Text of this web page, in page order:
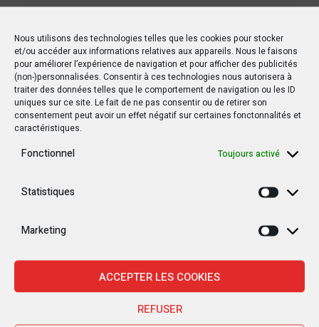
Nous utilisons des technologies telles que les cookies pour stocker
et/ou accéder aux informations relatives aux appareils. Nous le faisons
pour améliorer l’expérience de navigation et pour afficher des publicités
(non-)personnalisées. Consentir à ces technologies nous autorisera à
traiter des données telles que le comportement de navigation ou les ID
uniques sur ce site. Le fait de ne pas consentir ou de retirer son
consentement peut avoir un effet négatif sur certaines fonctonnalités et
caractéristiques.
Fonctionnel Toujours activé
Statistiques
Marketing
ACCEPTER LES COOKIES
REFUSER